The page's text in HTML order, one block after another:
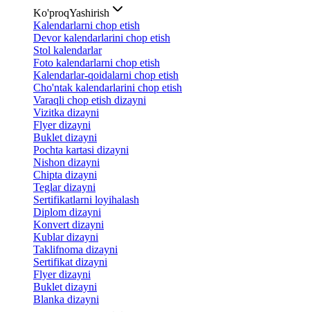
Ko'proqYashirish
Kalendarlarni chop etish
Devor kalendarlarini chop etish
Stol kalendarlar
Foto kalendarlarni chop etish
Kalendarlar-qoidalarni chop etish
Cho'ntak kalendarlarini chop etish
Varaqli chop etish dizayni
Vizitka dizayni
Flyer dizayni
Buklet dizayni
Pochta kartasi dizayni
Nishon dizayni
Chipta dizayni
Teglar dizayni
Sertifikatlarni loyihalash
Diplom dizayni
Konvert dizayni
Kublar dizayni
Taklifnoma dizayni
Sertifikat dizayni
Flyer dizayni
Buklet dizayni
Blanka dizayni